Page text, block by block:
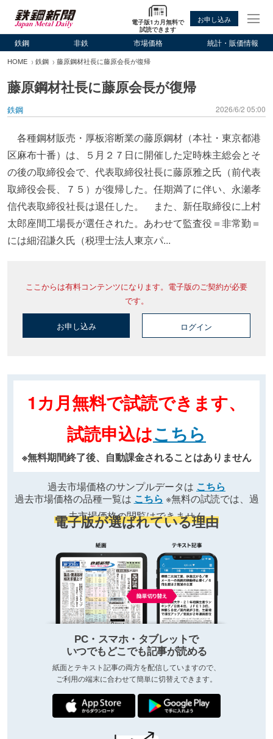
電子版1カ月無料で
試読できます
お申し込み
鉄鋼 非鉄 市場価格 統計・販価情報
HOME 鉄鋼 藤原鋼材社長に藤原会長が復帰
藤原鋼材社長に藤原会長が復帰
鉄鋼 2026/6/2 05:00
各種鋼材販売・厚板溶断業の藤原鋼材（本社・東京都港
区麻布十番）は、５月２７日に開催した定時株主総会とそ
の後の取締役会で、代表取締役社長に藤原雅之氏（前代表
取締役会長、７５）が復帰した。任期満了に伴い、永瀬孝
信代表取締役社長は退任した。 また、新任取締役に上村
太郎座間工場長が選任された。あわせて監査役＝非常勤＝
には細沼謙久氏（税理士法人東京パ...
ここからは有料コンテンツになります。電子版のご契約が必要
です。
お申し込み ログイン
1カ月無料で試読できます、
試読申込はこちら
※無料期間終了後、自動課金されることはありません
過去市場価格のサンプルデータは こちら
過去市場価格の品種一覧は こちら ※無料の試読では、過
去市場価格の閲覧はできません
電子版が選ばれている理由
PC・スマホ・タブレットで
いつでもどこでも記事が読める
紙面とテキスト記事の両方を配信していますので、
ご利用の端末に合わせて簡単に切替えできます。